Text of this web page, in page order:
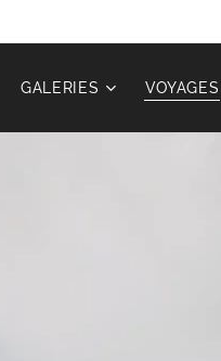
GALERIES VOYAGES